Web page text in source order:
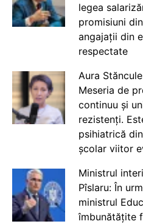
legea
promisiuni
angajații din
respectate
Aura
Meseria de
continuu și
rezistenți.
psihiatrică
școlar viitor
Ministrul
Pîslaru: În
ministrul
îmbunătățite